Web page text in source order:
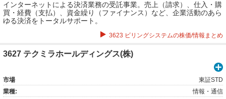
インターネットによる決済業務の受託事業。売上（請求）、仕入・購
買・経費（支払）、資金繰り（ファイナンス）など、企業活動のあら
ゆる決済をトータルサポート。
3623 ビリングシステムの株価/情報まとめ
3627 テクミラホールディングス(株)
市場
東証STD
業種:
情報・通信